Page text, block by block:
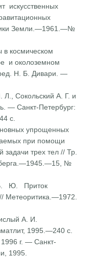
Земли.—1961.—№
космическом
и околоземном
Н. Б. Дивари. —
Сокольский А. Г. и
— Санкт-Петербург:
с.
упрощенных
при помощи
задачи трех тел // Тр.
№
Ю. Приток
Метеоритика.—1972.
А. И.
1995.—240 с.
г. — Санкт-
1995.